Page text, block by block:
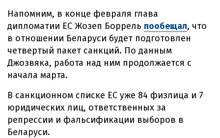
Напомним, в конце февраля глава
дипломатии ЕС Жозеп Боррель пообещал, что
в отношении Беларуси будет подготовлен
четвертый пакет санкций. По данным
Джозвяка, работа над ним продолжается с
начала марта.
В санкционном списке ЕС уже 84 физлица и 7
юридических лиц, ответственных за
репрессии и фальсификации выборов в
Беларуси.